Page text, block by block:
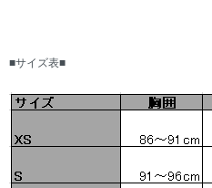
■サイズ表■